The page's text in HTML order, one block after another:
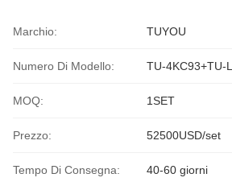
Marchio: TUYOU
Numero Di Modello: TU-4KC93+TU-
MOQ: 1SET
Prezzo: 52500USD/set
Tempo Di Consegna: 40-60 giorni